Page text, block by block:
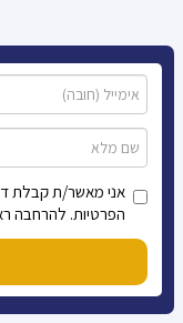
אני מאשר/ת קבלת
הפרטיות. להרחבה